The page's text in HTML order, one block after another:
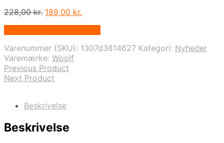
228,00kr. Den
228,00 kr..
189,00 kr.
189,00 kr..
Varenummer (SKU): 1307d3814627 Kategori: Nyheder
Varemærke: Woolf
Previous Product
Next Product
Beskrivelse
Beskrivelse